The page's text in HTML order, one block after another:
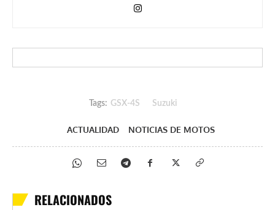
Tags: GSX-4S Suzuki
ACTUALIDAD NOTICIAS DE MOTOS
RELACIONADOS